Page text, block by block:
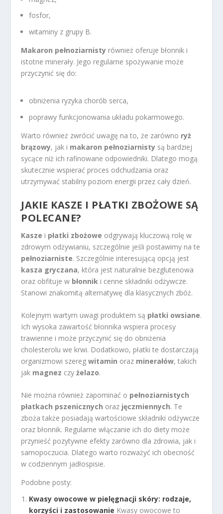
fosfor,
witaminy z grupy B.
Makaron pełnoziarnisty również oferuje błonnik i
istotne minerały. Jego regularne spożywanie może
przyczynić się do:
obniżenia ryzyka chorób serca,
poprawy funkcjonowania układu pokarmowego.
Warto również zwrócić uwagę na to, że zarówno ryż
brązowy, jak i makaron pełnoziarnisty są bardziej
sycące niż ich rafinowane odpowiedniki. Dlatego mogą
skutecznie wspierać proces odchudzania oraz
utrzymywać stabilny poziom energii przez cały dzień.
JAKIE KASZE I PŁATKI ZBOŻOWE SĄ
POLECANE?
Kasze i płatki zbożowe odgrywają kluczową rolę w
zdrowym odżywianiu, szczególnie jeśli postawimy na te
pełnoziarniste. Szczególnie interesującą opcją jest
kasza gryczana, która jest naturalnie bezglutenowa
oraz obfituje w błonnik i cenne składniki odżywcze.
Stanowi znakomitą alternatywę dla klasycznych zbóż.
Kolejnym wartym uwagi produktem są płatki owsiane.
Ich wysoka zawartość błonnika wspiera procesy
trawienne i może przyczynić się do obniżenia
cholesterolu we krwi. Dodatkowo, płatki te dostarczają
organizmowi szeregwitamin oraz minerałów, takich
jak magnez czyżelazo.
Nie można również zapominać o pełnoziarnistych
płatkach pszenicznych oraz jęczmiennych. Te
zboża także posiadają wartościowe składniki odżywcze
oraz błonnik. Regularne włączanie ich do diety może
przynieść pozytywne efekty zarówno dla zdrowia, jak i
samopoczucia. Dlatego warto rozważyć ich obecność
w codziennym jadłospisie.
Podobne posty:
Kwasy owocowe w pielęgnacji skóry: rodzaje,
korzyści i zastosowanie Kwasy owocowe to